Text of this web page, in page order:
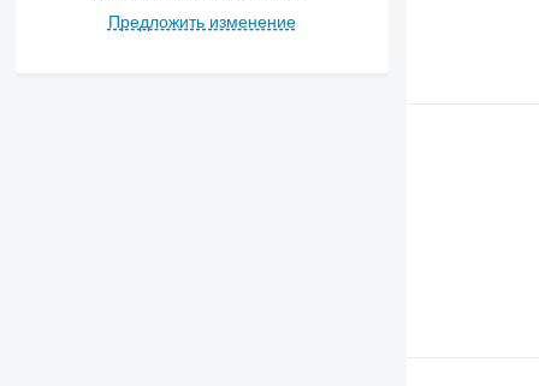
6300
Предложить изменение